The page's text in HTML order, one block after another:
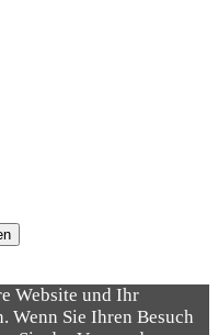
Website und Ihr
Wenn Sie Ihren Besuch